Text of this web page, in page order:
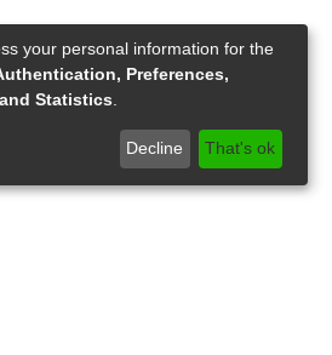
your personal information for the
Preferences,
Statistics
Decline That's ok